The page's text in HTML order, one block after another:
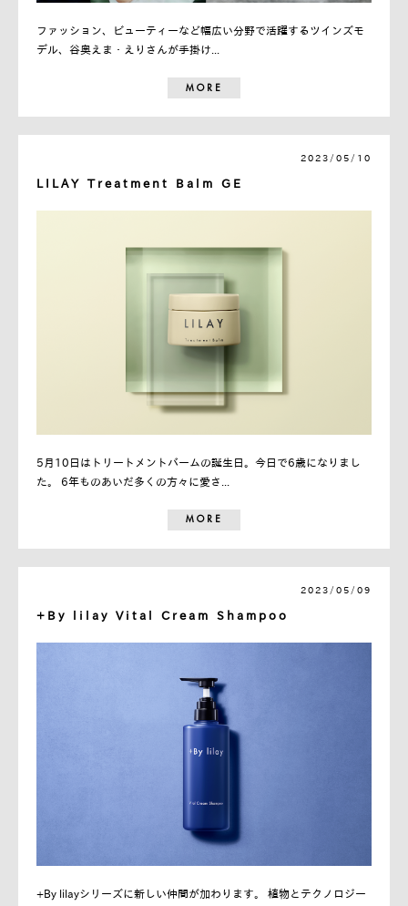
ファッション、ビューティーなど幅広い分野で活躍するツインズモ
デル、谷奥えま・えりさんが手掛け...
MORE
2023/05/10
LILAY Treatment Balm GE
5月10日はトリートメントバームの誕生日。今日で6歳になりまし
た。 6年ものあいだ多くの方々に愛さ...
MORE
2023/05/09
+By lilay Vital Cream Shampoo
+By lilayシリーズに新しい仲間が加わります。 植物とテクノロジー